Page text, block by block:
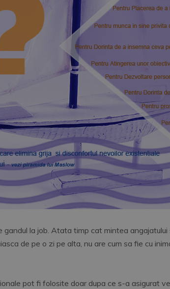
gandul la job. Atata timp cat mintea
de pe o zi pe alta, nu are cum sa fie cu
pot fi folosite doar dupa ce s-a asigurat